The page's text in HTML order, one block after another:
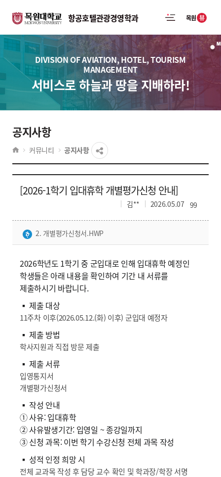
항공호텔관광경영학과 목원 뷰
DIVISION OF AVIATION, HOTEL, TOURISM
MANAGEMENT
서비스로 하늘과 땅을 지배하라!
공지사항
커뮤니티 공지사항
[2026-1학기 입대휴학 개별평가신청 안내]
김** 2026.05.07 99
2. 개별평가신청서.HWP
2026학년도 1학기 중 군입대로 인해 입대휴학 예정인
학생들은 아래 내용을 확인하여 기간 내 서류를
제출하시기 바랍니다.
▪ 제출 대상
11주차 이후(2026.05.12.(화) 이후) 군입대 예정자
▪ 제출 방법
학사지원과 직접 방문 제출
▪ 제출 서류
입영통지서
개별평가신청서
▪ 작성 안내
① 사유: 입대휴학
② 사유발생기간: 입영일 ~ 종강일까지
③ 신청 과목: 이번 학기 수강신청 전체 과목 작성
▪ 성적 인정 희망 시
전체 교과목 작성 후 담당 교수 확인 및 학과장/학장 서명